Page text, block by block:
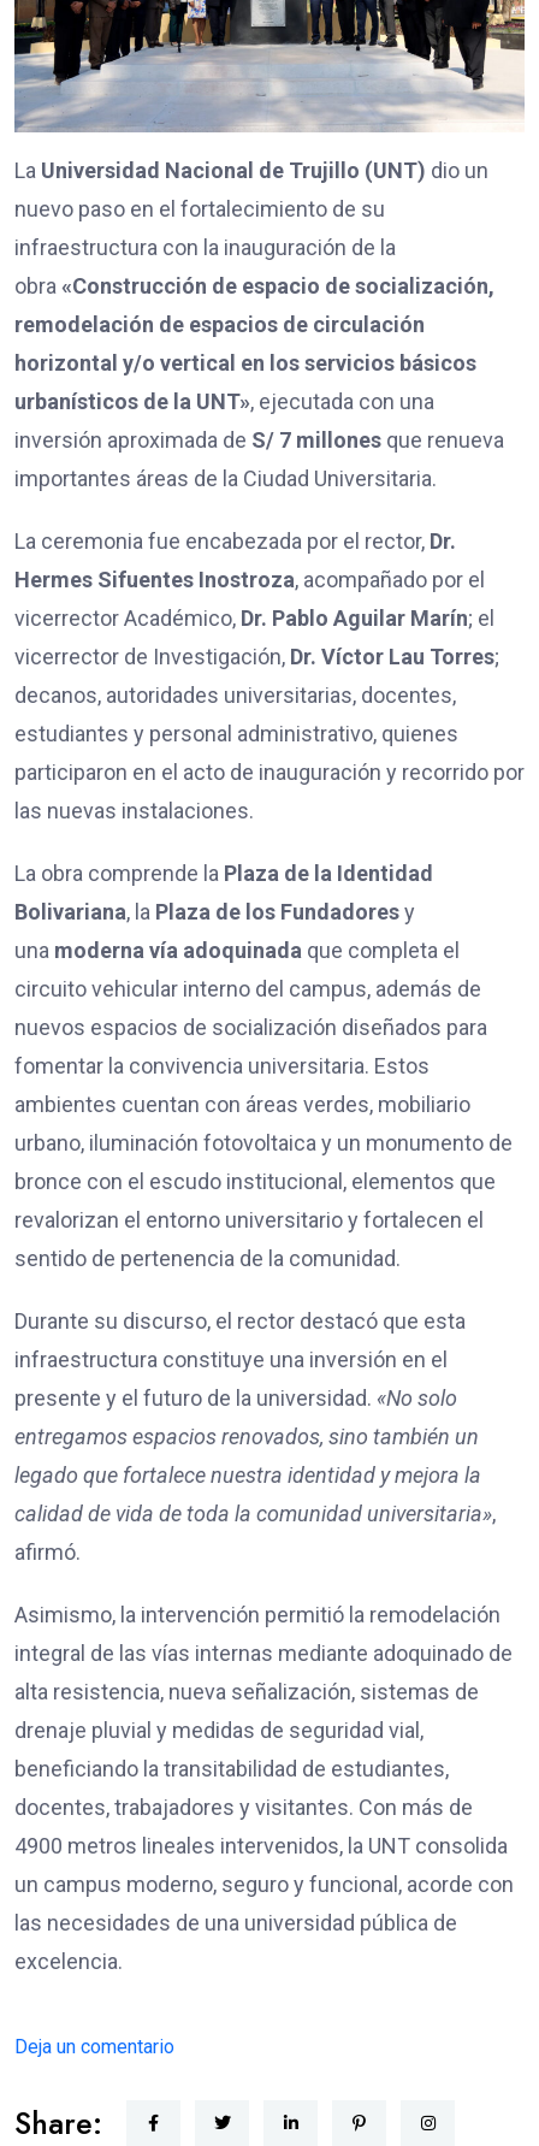
La Universidad Nacional de Trujillo (UNT) dio un
nuevo paso en el fortalecimiento de su
infraestructura con la inauguración de la
obra «Construcción de espacio de socialización,
remodelación de espacios de circulación
horizontal y/o vertical en los servicios básicos
urbanísticos de la UNT», ejecutada con una
inversión aproximada de S/ 7 millones que renueva
importantes áreas de la Ciudad Universitaria.
La ceremonia fue encabezada por el rector, Dr.
Hermes Sifuentes Inostroza, acompañado por el
vicerrector Académico, Dr. Pablo Aguilar Marín; el
vicerrector de Investigación, Dr. Víctor Lau Torres;
decanos, autoridades universitarias, docentes,
estudiantes y personal administrativo, quienes
participaron en el acto de inauguración y recorrido por
las nuevas instalaciones.
La obra comprende la Plaza de la Identidad
Bolivariana, la Plaza de los Fundadoresy
una moderna vía adoquinada que completa el
circuito vehicular interno del campus, además de
nuevos espacios de socialización diseñados para
fomentar la convivencia universitaria. Estos
ambientes cuentan con áreas verdes, mobiliario
urbano, iluminación fotovoltaica y un monumento de
bronce con el escudo institucional, elementos que
revalorizan el entorno universitario y fortalecen el
sentido de pertenencia de la comunidad.
Durante su discurso, el rector destacó que esta
infraestructura constituye una inversión en el
presente y el futuro de la universidad. «No solo
entregamos espacios renovados, sino también un
legado que fortalece nuestra identidad y mejora la
calidad de vida de toda la comunidad universitaria»,
afirmó.
Asimismo, la intervención permitió la remodelación
integral de las vías internas mediante adoquinado de
alta resistencia, nueva señalización, sistemas de
drenaje pluvial y medidas de seguridad vial,
beneficiando la transitabilidad de estudiantes,
docentes, trabajadores y visitantes. Con más de
4900 metros lineales intervenidos, la UNT consolida
un campus moderno, seguro y funcional, acorde con
las necesidades de una universidad pública de
excelencia.
Deja un comentario
Share: